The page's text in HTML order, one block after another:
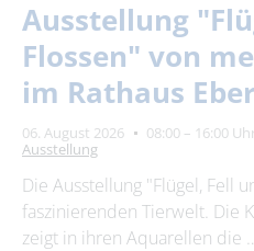
Zeitraum
von
Kategorie
Ausstellung
Flossen" von
im Rathaus
06. August 2026 08:00 – 16:00
Ausstellung
Die Ausstellung "Flügel, Fell
faszinierenden Tierwelt. Die
zeigt in ihren Aquarellen die